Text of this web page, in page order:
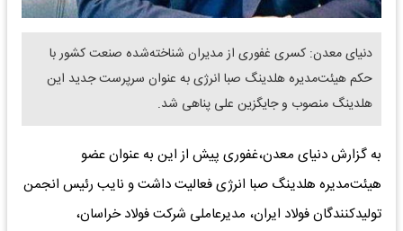
دنیای معدن: کسری غفوری از مدیران شناخته‌شده صنعت کشور با
حکم هیئت‌مدیره هلدینگ صبا انرژی به عنوان سرپرست جدید این
هلدینگ منصوب و جایگزین علی پناهی شد.
به گزارش دنیای معدن،غفوری پیش از این به عنوان عضو
هیئت‌مدیره هلدینگ صبا انرژی فعالیت داشت و نایب رئیس انجمن
تولیدکنندگان فولاد ایران، مدیرعاملی شرکت فولاد خراسان،